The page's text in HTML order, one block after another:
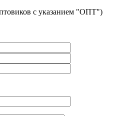
с указанием "ОПТ")